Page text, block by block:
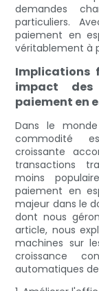
demandes
particuliers.
paiement en
véritablement à
Implications
impact des
paiement en
Dans le monde
commodité
croissante
transactions
moins
paiement en
majeur dans le
dont nous
article, nous
machines sur
croissance
automatiques